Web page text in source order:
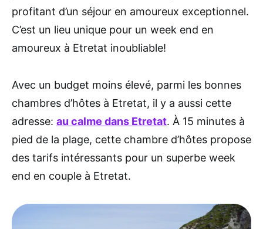
profitant d’un séjour en amoureux exceptionnel.
C’est un lieu unique pour un week end en
amoureux à Etretat inoubliable!
Avec un budget moins élevé, parmi les bonnes
chambres d’hôtes à Etretat, il y a aussi cette
adresse: au calme dans Etretat. À 15 minutes à
pied de la plage, cette chambre d’hôtes propose
des tarifs intéressants pour un superbe week
end en couple à Etretat.